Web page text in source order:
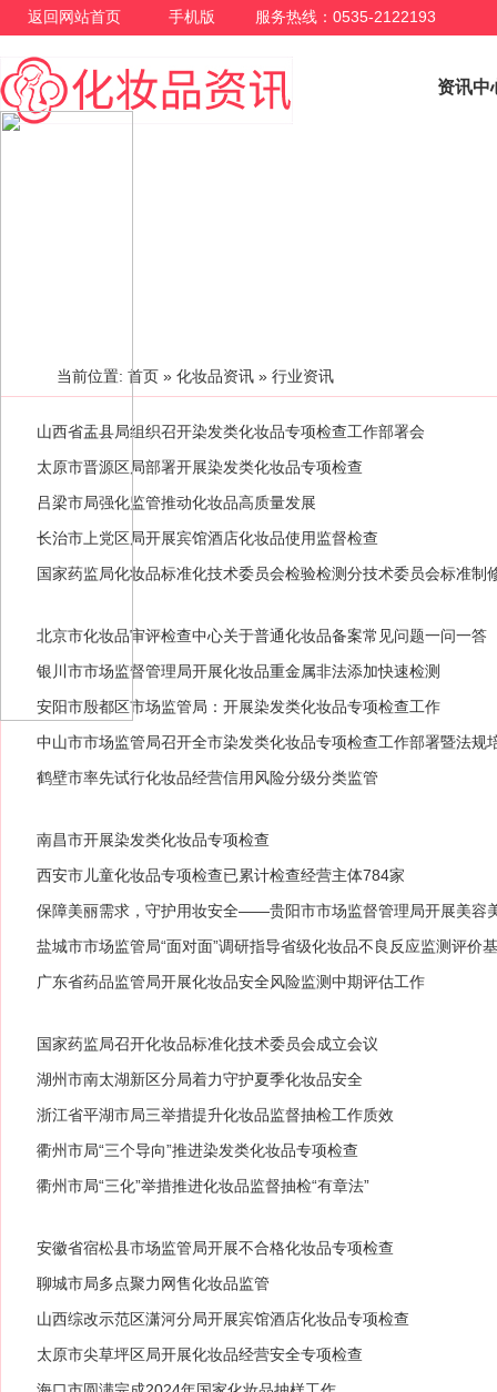
返回网站首页 手机版 服务热线：0535-2122193
资讯中
当前位置: 首页 » 化妆品资讯 » 行业资讯
山西省盂县局组织召开染发类化妆品专项检查工作部署会
太原市晋源区局部署开展染发类化妆品专项检查
吕梁市局强化监管推动化妆品高质量发展
长治市上党区局开展宾馆酒店化妆品使用监督检查
国家药监局化妆品标准化技术委员会检验检测分技术委员会标准制
北京市化妆品审评检查中心关于普通化妆品备案常见问题一问一答
银川市市场监督管理局开展化妆品重金属非法添加快速检测
安阳市殷都区市场监管局：开展染发类化妆品专项检查工作
中山市市场监管局召开全市染发类化妆品专项检查工作部署暨法规
鹤壁市率先试行化妆品经营信用风险分级分类监管
南昌市开展染发类化妆品专项检查
西安市儿童化妆品专项检查已累计检查经营主体784家
保障美丽需求，守护用妆安全——贵阳市市场监督管理局开展美容
盐城市市场监管局“面对面”调研指导省级化妆品不良反应监测评价
广东省药品监管局开展化妆品安全风险监测中期评估工作
国家药监局召开化妆品标准化技术委员会成立会议
湖州市南太湖新区分局着力守护夏季化妆品安全
浙江省平湖市局三举措提升化妆品监督抽检工作质效
衢州市局“三个导向”推进染发类化妆品专项检查
衢州市局“三化”举措推进化妆品监督抽检“有章法”
安徽省宿松县市场监管局开展不合格化妆品专项检查
聊城市局多点聚力网售化妆品监管
山西综改示范区潇河分局开展宾馆酒店化妆品专项检查
太原市尖草坪区局开展化妆品经营安全专项检查